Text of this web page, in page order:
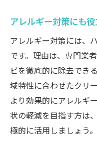
アレルギー対策にも
アレルギー対策には、
です。理由は、専門業
ビを徹底的に除去でき
域特性に合わせたクリ
より効果的にアレルギ
状の軽減を目指す方は
極的に活用しましょう。